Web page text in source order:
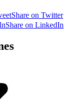
Share on Twitter
Share on LinkedIn